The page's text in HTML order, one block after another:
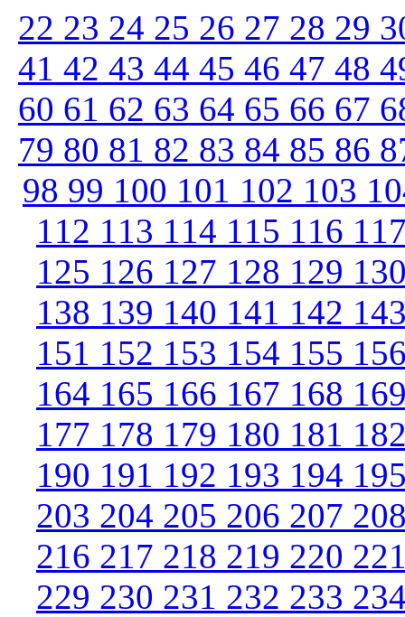
22 23 24 25 26 27 28 29
41 42 43 44 45 46 47 48
60 61 62 63 64 65 66 67
79 80 81 82 83 84 85 86
98 99 100 101 102 103
112 113 114 115 116
125 126 127 128 129
138 139 140 141 142
151 152 153 154 155
164 165 166 167 168
177 178 179 180 181
190 191 192 193 194
203 204 205 206 207
216 217 218 219 220
229 230 231 232 233